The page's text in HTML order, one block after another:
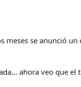
meses se anunció
ahora veo que